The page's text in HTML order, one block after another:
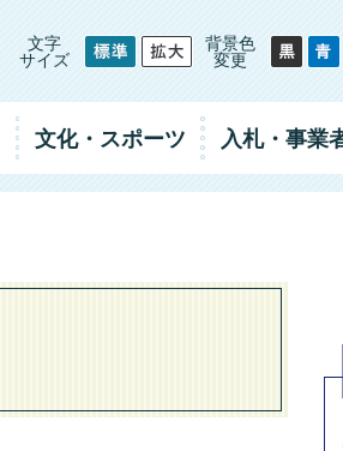
文字
サイズ
背景色
変更
文化・スポーツ 入札・事業